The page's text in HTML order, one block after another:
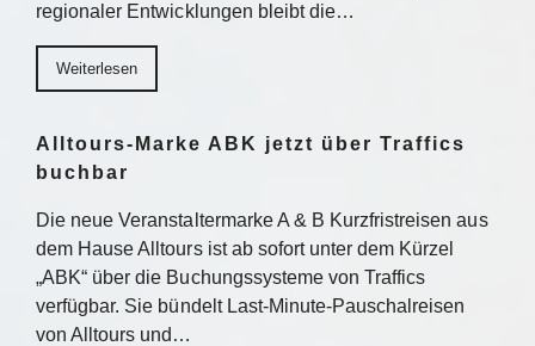
regionaler Entwicklungen bleibt die…
Weiterlesen
Alltours-Marke ABK jetzt über Traffics
buchbar
Die neue Veranstaltermarke A & B Kurzfristreisen aus
dem Hause Alltours ist ab sofort unter dem Kürzel
„ABK“ über die Buchungssysteme von Traffics
verfügbar. Sie bündelt Last-Minute-Pauschalreisen
von Alltours und…